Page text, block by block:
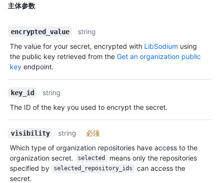
主体参数
encrypted_value
string
The value for your secret, encrypted with LibSodium using
the public key retrieved from the Get an organization public
key endpoint.
key_id
string
The ID of the key you used to encrypt the secret.
visibility string
必须
Which type of organization repositories have access to the
organization secret.
selected
means only the repositories
specified by
selected_repository_ids
can access the
secret.